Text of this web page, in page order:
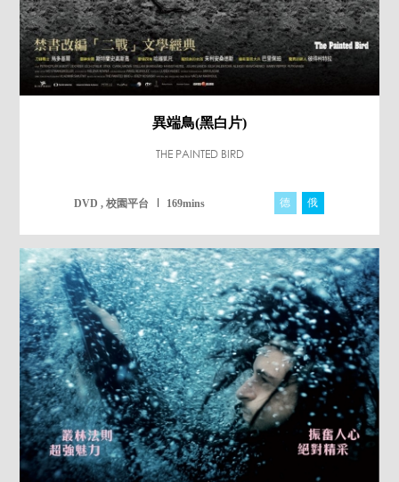
異端鳥(黑白片)
THE PAINTED BIRD
DVD , 校園平台 169mins 德 俄